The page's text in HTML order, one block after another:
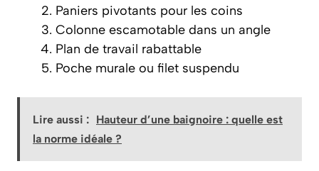
Paniers pivotants pour les coins
Colonne escamotable dans un angle
Plan de travail rabattable
Poche murale ou filet suspendu
Lire aussi : Hauteur d’une baignoire : quelle est
la norme idéale ?